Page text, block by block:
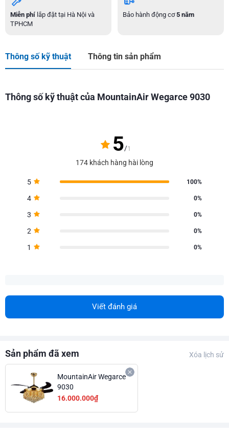
Miễn phí lắp đặt tại Hà Nội và
TPHCM
Bảo hành động cơ5 năm
Thông số kỹ thuật Thông tin sản phẩm
Thông số kỹ thuật của MountainAir Wegarce 9030
5/1
174 khách hàng hài lòng
5 100%
4 0%
3 0%
2 0%
1 0%
Viết đánh giá
Sản phẩm đã xem Xóa lịch sử
MountainAir Wegarce
9030
16.000.000₫